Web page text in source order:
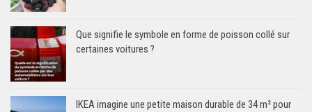
Que signifie le symbole en forme de poisson collé sur
certaines voitures ?
IKEA imagine une petite maison durable de 34 m² pour